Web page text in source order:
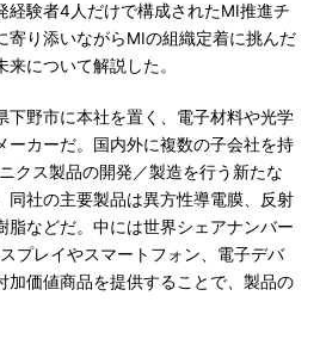
経験者4人だけで構成されたMI推進チ
寄り添いながらMIの組織定着に挑んだ
について解説した。
野市に本社を置く、電子材料や光学
ーカーだ。国内外に複数の子会社を持
クス製品の開発／製造を行う新たな
同社の主要製品は異方性導電膜、反射
脂などだ。中には世界シェアナンバー
プレイやスマートフォン、電子デバ
加価値商品を提供することで、製品の